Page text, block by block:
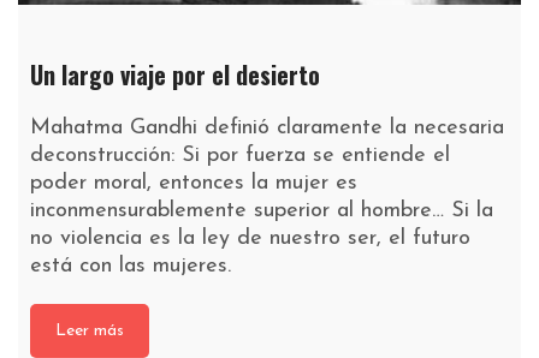
Un largo viaje por el desierto
Mahatma Gandhi definió claramente la necesaria
deconstrucción: Si por fuerza se entiende el
poder moral, entonces la mujer es
inconmensurablemente superior al hombre… Si la
no violencia es la ley de nuestro ser, el futuro
está con las mujeres.
Leer más